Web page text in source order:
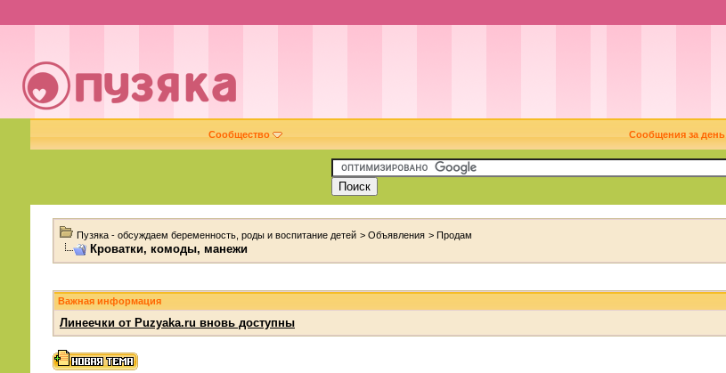
Сообщество Сообщения за день
Пузяка - обсуждаем беременность, роды и воспитание детей > Объявления > Продам
Кроватки, комоды, манежи
Важная информация
Линеечки от Puzyaka.ru вновь доступны